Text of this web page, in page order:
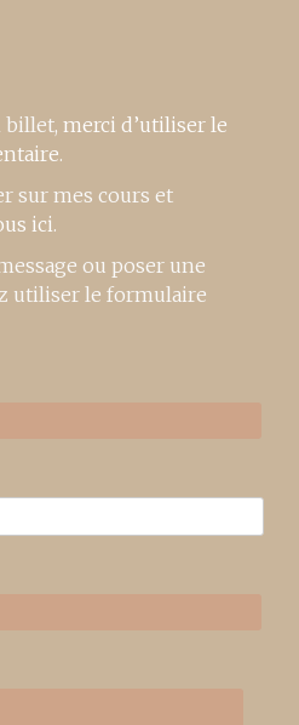
billet, merci d’utiliser le
.
sur mes cours et
ici.
ou poser une
utiliser le formulaire